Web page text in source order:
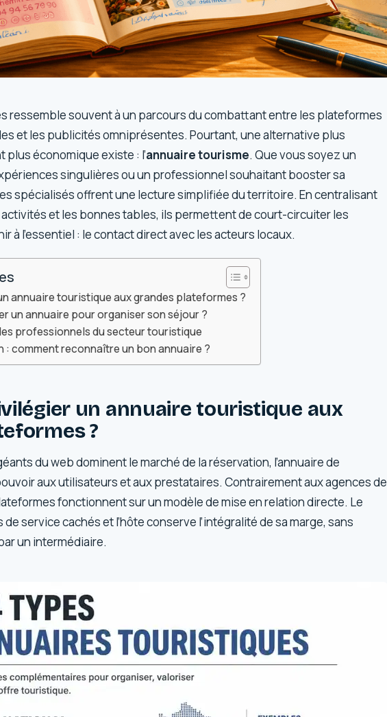
ressemble souvent à un parcours du combattant entre les plateformes
et les publicités omniprésentes. Pourtant, une alternative plus
économique existe : l’annuaire tourisme. Que vous soyez un
singulières ou un professionnel souhaitant booster sa
spécialisés offrent une lecture simplifiée du territoire. En centralisant
et les bonnes tables, ils permettent de court-circuiter les
à l’essentiel : le contact direct avec les acteurs locaux.
annuaire touristique aux grandes plateformes ?
un annuaire pour organiser son séjour ?
professionnels du secteur touristique
: comment reconnaître un bon annuaire ?
un annuaire touristique aux
?
du web dominent le marché de la réservation, l’annuaire de
aux utilisateurs et aux prestataires. Contrairement aux agences de
fonctionnent sur un modèle de mise en relation directe. Le
service cachés et l’hôte conserve l’intégralité de sa marge, sans
un intermédiaire.